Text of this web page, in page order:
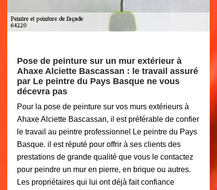
Pose de peinture sur un mur extérieur à
Ahaxe Alciette Bascassan : le travail assuré
par Le peintre du Pays Basque ne vous
décevra pas
Pour la pose de peinture sur vos murs extérieurs à
Ahaxe Alciette Bascassan, il est préférable de confier
le travail au peintre professionnel Le peintre du Pays
Basque. il est réputé pour offrir à ses clients des
prestations de grande qualité que vous le contactez
pour peindre un mur en pierre, en brique ou autres.
Les propriétaires qui lui ont déjà fait confiance